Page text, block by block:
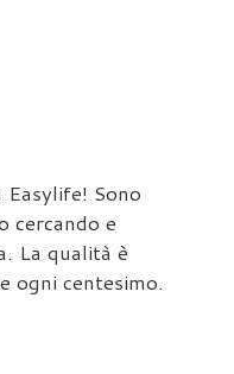
Sono
cercando e
La qualità è
ogni centesimo.